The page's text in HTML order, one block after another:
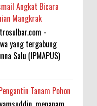
Angkat Bicara
Mangkrak
-
yang tergabung
Salu (IPMAPUS)
Tanam Pohon